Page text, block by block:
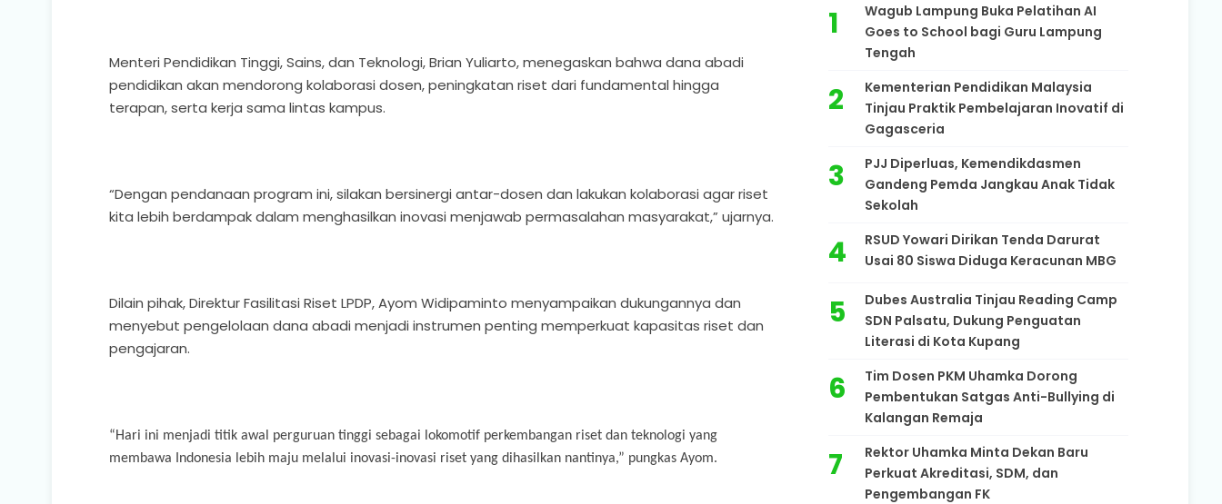
Menteri Pendidikan Tinggi, Sains, dan Teknologi, Brian Yuliarto, menegaskan bahwa dana abadi
pendidikan akan mendorong kolaborasi dosen, peningkatan riset dari fundamental hingga
terapan, serta kerja sama lintas kampus.
“Dengan pendanaan program ini, silakan bersinergi antar-dosen dan lakukan kolaborasi agar riset
kita lebih berdampak dalam menghasilkan inovasi menjawab permasalahan masyarakat,” ujarnya.
Dilain pihak, Direktur Fasilitasi Riset LPDP, Ayom Widipaminto menyampaikan dukungannya dan
menyebut pengelolaan dana abadi menjadi instrumen penting memperkuat kapasitas riset dan
pengajaran.
“Hari ini menjadi titik awal perguruan tinggi sebagai lokomotif perkembangan riset dan teknologi yang
membawa Indonesia lebih maju melalui inovasi-inovasi riset yang dihasilkan nantinya,” pungkas Ayom.
Wagub Lampung Buka Pelatihan AI
Goes to School bagi Guru Lampung
Tengah
Kementerian Pendidikan Malaysia
Tinjau Praktik Pembelajaran Inovatif di
Gagasceria
PJJ Diperluas, Kemendikdasmen
Gandeng Pemda Jangkau Anak Tidak
Sekolah
RSUD Yowari Dirikan Tenda Darurat
Usai 80 Siswa Diduga Keracunan MBG
Dubes Australia Tinjau Reading Camp
SDN Palsatu, Dukung Penguatan
Literasi di Kota Kupang
Tim Dosen PKM Uhamka Dorong
Pembentukan Satgas Anti-Bullying di
Kalangan Remaja
Rektor Uhamka Minta Dekan Baru
Perkuat Akreditasi, SDM, dan
Pengembangan FK